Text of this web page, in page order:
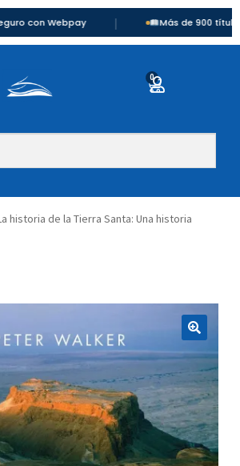
Webpay | Más de 900 títulos
0
historia de la Tierra Santa: Una historia